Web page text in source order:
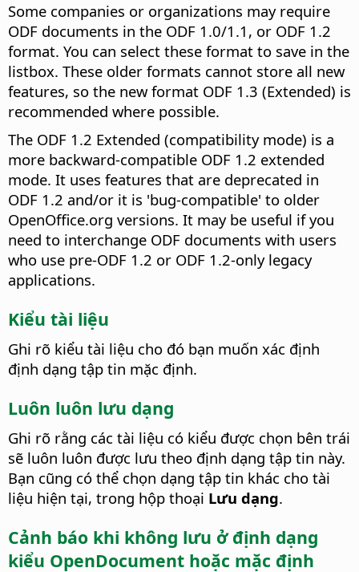
Some companies or organizations may require
ODF documents in the ODF 1.0/1.1, or ODF 1.2
format. You can select these format to save in the
listbox. These older formats cannot store all new
features, so the new format ODF 1.3 (Extended) is
recommended where possible.
The ODF 1.2 Extended (compatibility mode) is a
more backward-compatible ODF 1.2 extended
mode. It uses features that are deprecated in
ODF 1.2 and/or it is 'bug-compatible' to older
OpenOffice.org versions. It may be useful if you
need to interchange ODF documents with users
who use pre-ODF 1.2 or ODF 1.2-only legacy
applications.
Kiểu tài liệu
Ghi rõ kiểu tài liệu cho đó bạn muốn xác định
định dạng tập tin mặc định.
Luôn luôn lưu dạng
Ghi rõ rằng các tài liệu có kiểu được chọn bên trái
sẽ luôn luôn được lưu theo định dạng tập tin này.
Bạn cũng có thể chọn dạng tập tin khác cho tài
liệu hiện tại, trong hộp thoại Lưu dạng.
Cảnh báo khi không lưu ở định dạng
kiểu OpenDocument hoặc mặc định